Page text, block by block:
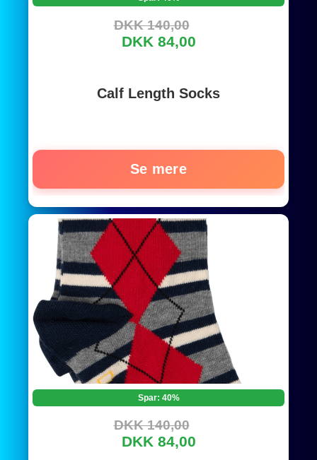
DKK 140,00
DKK 84,00
Calf Length Socks
Se mere
Spar: 40%
DKK 140,00
DKK 84,00